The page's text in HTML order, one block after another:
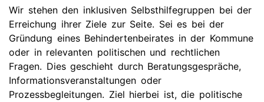
Wir stehen den inklusiven Selbsthilfegruppen bei der
Erreichung ihrer Ziele zur Seite. Sei es bei der
Gründung eines Behindertenbeirates in der Kommune
oder in relevanten politischen und rechtlichen
Fragen. Dies geschieht durch Beratungsgespräche,
Informationsveranstaltungen oder
Prozessbegleitungen. Ziel hierbei ist, die politische